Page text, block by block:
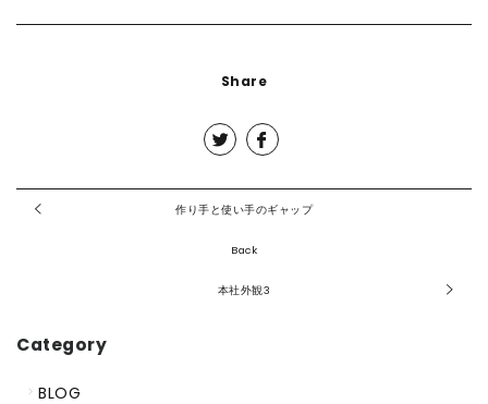
Share
作り手と使い手のギャップ
Back
本社外観3
Category
BLOG